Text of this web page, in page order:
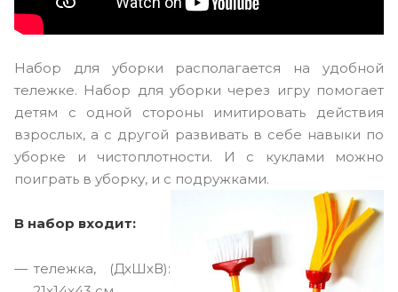
Набор для уборки располагается на удобной
тележке. Набор для уборки через игру помогает
детям с одной стороны имитировать действия
взрослых, а с другой развивать в себе навыки по
уборке и чистоплотности. И с куклами можно
поиграть в уборку, и с подружками.
В набор входит:
тележка, (ДхШхВ):